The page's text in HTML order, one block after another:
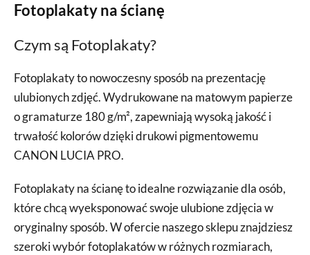
Fotoplakaty na ścianę
Czym są Fotoplakaty?
Fotoplakaty to nowoczesny sposób na prezentację
ulubionych zdjęć. Wydrukowane na matowym papierze
o gramaturze 180 g/m², zapewniają wysoką jakość i
trwałość kolorów dzięki drukowi pigmentowemu
CANON LUCIA PRO.
Fotoplakaty na ścianę to idealne rozwiązanie dla osób,
które chcą wyeksponować swoje ulubione zdjęcia w
oryginalny sposób. W ofercie naszego sklepu znajdziesz
szeroki wybór fotoplakatów w różnych rozmiarach,